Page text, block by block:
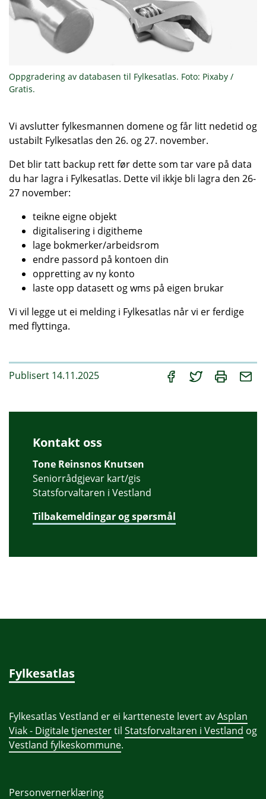
Oppgradering av databasen til Fylkesatlas. Foto: Pixaby /
Gratis.
Vi avslutter fylkesmannen domene og får litt nedetid og
ustabilt Fylkesatlas den 26. og 27. november.
Det blir tatt backup rett før dette som tar vare på data
du har lagra i Fylkesatlas. Dette vil ikkje bli lagra den 26-
27 november:
teikne eigne objekt
digitalisering i digitheme
lage bokmerker/arbeidsrom
endre passord på kontoen din
oppretting av ny konto
laste opp datasett og wms på eigen brukar
Vi vil legge ut ei melding i Fylkesatlas når vi er ferdige
med flyttinga.
Publisert 14.11.2025
Kontakt oss
Tone Reinsnos Knutsen
Seniorrådgjevar kart/gis
Statsforvaltaren i Vestland
Tilbakemeldingar og spørsmål
Fylkesatlas
Fylkesatlas Vestland er ei kartteneste levert avAsplan
Viak - Digitale tjenestertil Statsforvaltaren i Vestland og
Vestland fylkeskommune.
Personvernerklæring